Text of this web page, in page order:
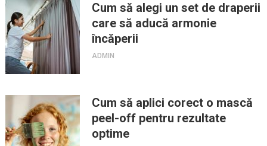
Cum să alegi un set de draperii
care să aducă armonie
încăperii
ADMIN
Cum să aplici corect o mască
peel-off pentru rezultate
optime